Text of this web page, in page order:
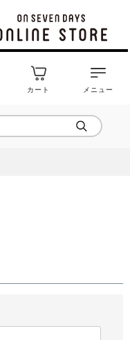
カート メニュー